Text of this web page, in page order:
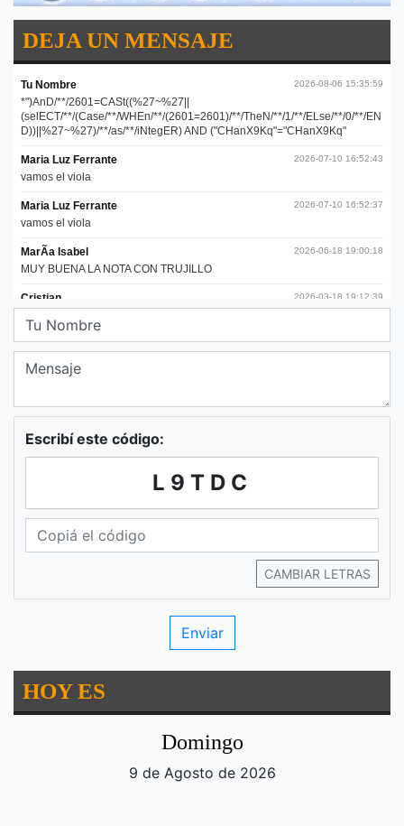
DEJA UN MENSAJE
Escribí este código:
L9TDC
CAMBIAR LETRAS
HOY ES
Domingo
9 de Agosto de 2026